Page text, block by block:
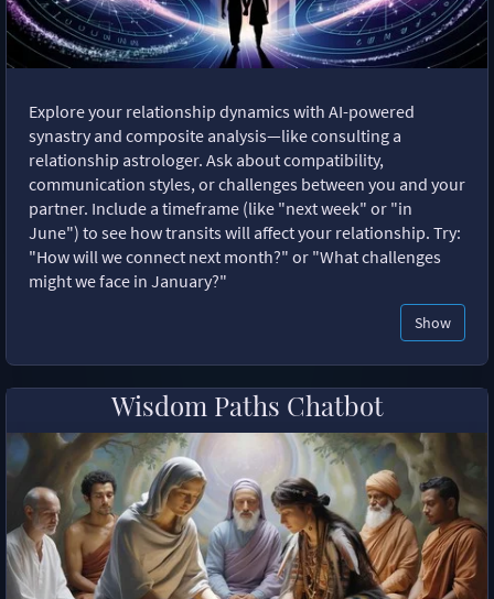
Explore your relationship dynamics with AI-powered
synastry and composite analysis—like consulting a
relationship astrologer. Ask about compatibility,
communication styles, or challenges between you and your
partner. Include a timeframe (like "next week" or "in
June") to see how transits will affect your relationship. Try:
"How will we connect next month?" or "What challenges
might we face in January?"
Show
Wisdom Paths Chatbot